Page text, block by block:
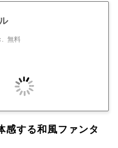
無料
感する和風ファンタ